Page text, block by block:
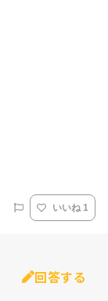
いいね 1
回答する